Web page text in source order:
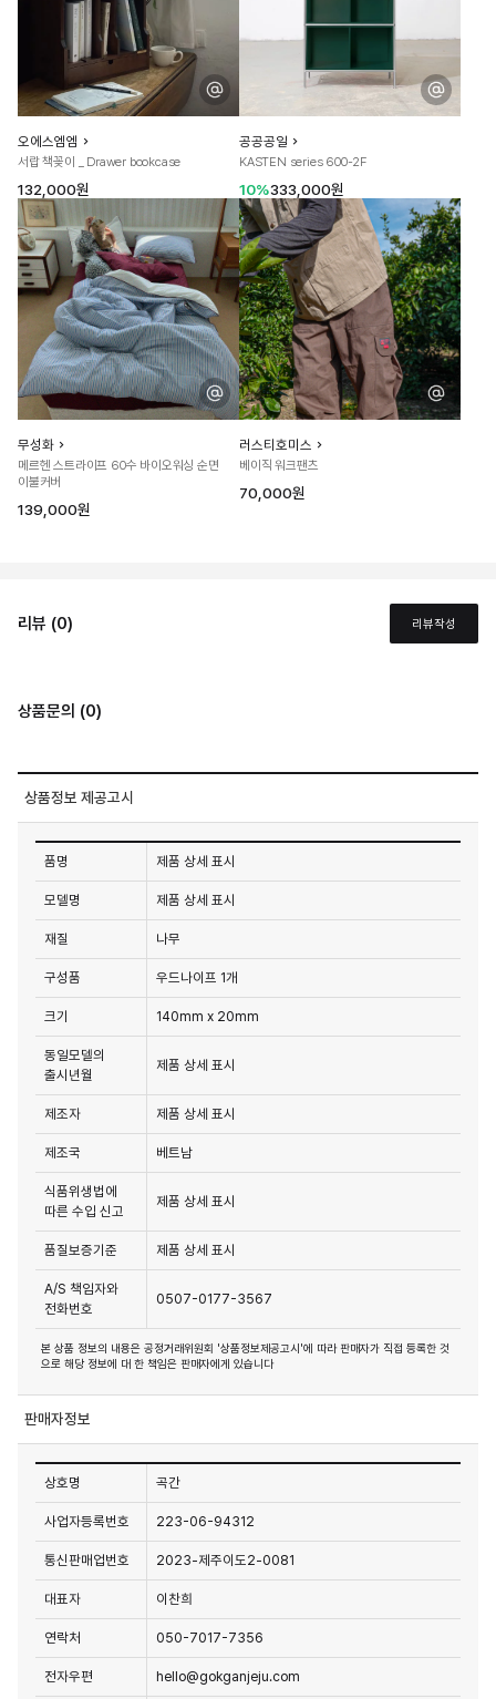
오에스엠엠
서랍 책꽂이 _ Drawer bookcase
132,000원
공공공일
KASTEN series 600-2F
10%333,000원
무성화
메르헨 스트라이프 60수 바이오워싱 순면
이불커버
139,000원
러스티호미스
베이직 워크팬츠
70,000원
리뷰 (0) 리뷰작성
상품문의 (0)
상품정보 제공고시
품명 제품 상세 표시
모델명 제품 상세 표시
재질 나무
구성품 우드나이프 1개
크기 140mm x 20mm
동일모델의
출시년월
제품 상세 표시
제조자 제품 상세 표시
제조국 베트남
식품위생법에
따른 수입 신고
제품 상세 표시
품질보증기준 제품 상세 표시
A/S 책임자와
전화번호
0507-0177-3567
본 상품 정보의 내용은 공정거래위원회 '상품정보제공고시'에 따라 판매자가 직접 등록한 것
으로 해당 정보에 대 한 책임은 판매자에게 있습니다
판매자정보
상호명 곡간
사업자등록번호 223-06-94312
통신판매업번호 2023-제주이도2-0081
대표자 이찬희
연락처 050-7017-7356
전자우편 hello@gokganjeju.com